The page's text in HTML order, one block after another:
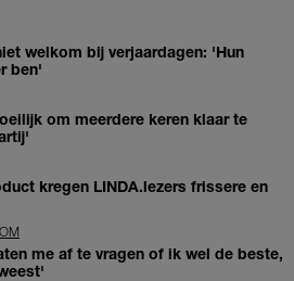
welkom bij verjaardagen: 'Hun
ben'
om meerdere keren klaar te
kregen LINDA.lezers frissere en
me af te vragen of ik wel de beste,